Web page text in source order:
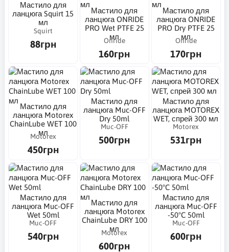
Мастило для
ланцюга Squirt 15
мл
Squirt
88грн
Мастило для
ланцюга ONRIDE
PRO Wet PTFE 25
мл
Onride
160грн
Мастило для
ланцюга ONRIDE
PRO Dry PTFE 25
мл
Onride
170грн
Мастило для
ланцюга Motorex
ChainLube WET 100
мл
Motorex
450грн
Мастило для
ланцюга Muc-OFF
Dry 50ml
Muc-OFF
500грн
Мастило для
ланцюга MOTOREX
WET, спрей 300 мл
Motorex
531грн
Мастило для
ланцюга Muc-OFF
Wet 50ml
Muc-OFF
540грн
Мастило для
ланцюга Motorex
ChainLube DRY 100
мл
Motorex
600грн
Мастило для
ланцюга Muc-OFF
-50°C 50ml
Muc-OFF
600грн